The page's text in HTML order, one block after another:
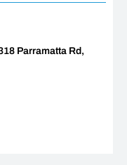
Parramatta Rd,